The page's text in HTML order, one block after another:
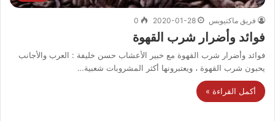
فريق ماكتيوبس 2020-01-28
0
فوائد وأضرار شرب القهوة
فوائد وأضرار شرب القهوة مع خبير الأعشاب حسن خليفة : العرب والأجانب
يحبون شرب القهوة ، ويعتبرونها أكثر المشروبات شعبية…
أكمل القراءة »